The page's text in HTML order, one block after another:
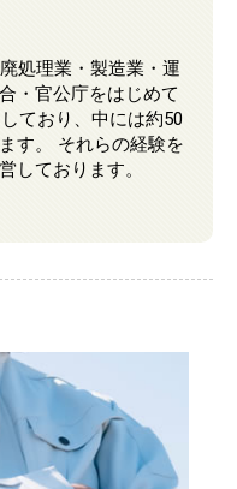
処理業・製造業・運
・官公庁をはじめて
ており、中には約50
す。 それらの経験を
しております。